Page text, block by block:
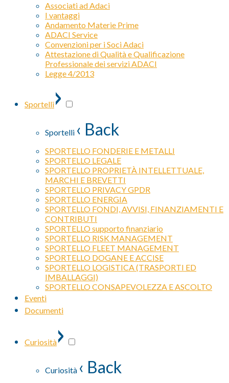
Associati ad Adaci
I vantaggi
Andamento Materie Prime
ADACI Service
Convenzioni per i Soci Adaci
Attestazione di Qualità e Qualificazione
Professionale dei servizi ADACI
Legge 4/2013
Sportelli›
Sportelli ‹ Back
SPORTELLO FONDERIE E METALLI
SPORTELLO LEGALE
SPORTELLO PROPRIETÀ INTELLETTUALE,
MARCHI E BREVETTI
SPORTELLO PRIVACY GPDR
SPORTELLO ENERGIA
SPORTELLO FONDI, AVVISI, FINANZIAMENTI E
CONTRIBUTI
SPORTELLO supporto finanziario
SPORTELLO RISK MANAGEMENT
SPORTELLO FLEET MANAGEMENT
SPORTELLO DOGANE E ACCISE
SPORTELLO LOGISTICA (TRASPORTI ED
IMBALLAGGI)
SPORTELLO CONSAPEVOLEZZA E ASCOLTO
Eventi
Documenti
Curiosità›
Curiosità ‹ Back